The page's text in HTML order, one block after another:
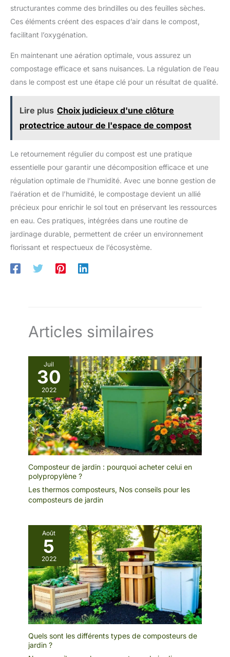
structurantes comme des brindilles ou des feuilles sèches.
Ces éléments créent des espaces d’air dans le compost,
facilitant l’oxygénation.
En maintenant une aération optimale, vous assurez un
compostage efficace et sans nuisances. La régulation de l’eau
dans le compost est une étape clé pour un résultat de qualité.
Lire plus Choix judicieux d'une clôture
protectrice autour de l'espace de compost
Le retournement régulier du compost est une pratique
essentielle pour garantir une décomposition efficace et une
régulation optimale de l’humidité. Avec une bonne gestion de
l’aération et de l’humidité, le compostage devient un allié
précieux pour enrichir le sol tout en préservant les ressources
en eau. Ces pratiques, intégrées dans une routine de
jardinage durable, permettent de créer un environnement
florissant et respectueux de l’écosystème.
Articles similaires
Juil
30
2022
Composteur de jardin : pourquoi acheter celui en
polypropylène ?
Les thermos composteurs, Nos conseils pour les
composteurs de jardin
Août
5
2022
Quels sont les différents types de composteurs de
jardin ?